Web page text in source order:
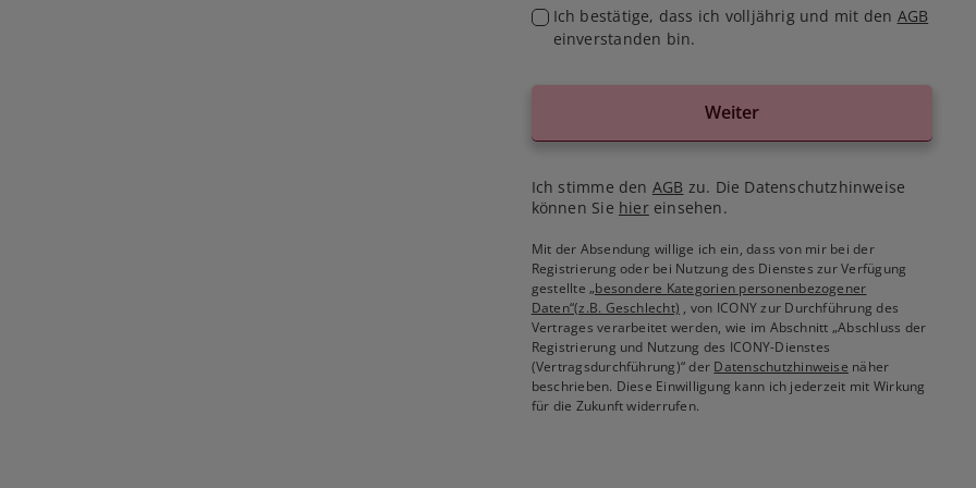
Ich bestätige, dass ich volljährig und mit den AGB
einverstanden bin.
Weiter
Ich stimme den AGB zu. Die Datenschutzhinweise
können Sie hiereinsehen.
Mit der Absendung willige ich ein, dass von mir bei der
Registrierung oder bei Nutzung des Dienstes zur Verfügung
gestellte„besondere Kategorien personenbezogener
Daten“(z.B. Geschlecht) , von ICONY zur Durchführung des
Vertrages verarbeitet werden, wie im Abschnitt „Abschluss der
Registrierung und Nutzung des ICONY-Dienstes
(Vertragsdurchführung)“ der Datenschutzhinweise näher
beschrieben. Diese Einwilligung kann ich jederzeit mit Wirkung
für die Zukunft widerrufen.